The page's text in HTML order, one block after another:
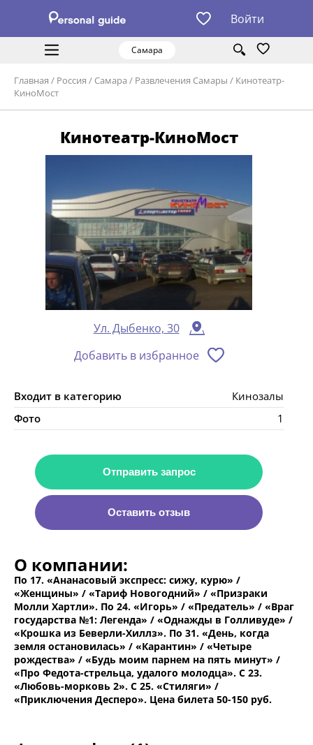
Войти
Самара
Главная / Россия / Самара / Развлечения Самары / Кинотеатр-
КиноМост
Кинотеатр-КиноМост
Ул. Дыбенко, 30
Добавить в избранное
Входит в категорию
Кинозалы
Фото
1
Отправить запрос
Оставить отзыв
О компании:
По 17. «Ананасовый экспресс: сижу, курю» /
«Женщины» / «Тариф Новогодний» / «Призраки
Молли Хартли». По 24. «Игорь» / «Предатель» / «Враг
государства №1: Легенда» / «Однажды в Голливуде» /
«Крошка из Беверли-Хиллз». По 31. «День, когда
земля остановилась» / «Карантин» / «Четыре
рождества» / «Будь моим парнем на пять минут» /
«Про Федота-стрельца, удалого молодца». С 23.
«Любовь-морковь 2». С 25. «Стиляги» /
«Приключения Десперо». Цена билета 50-150 руб.